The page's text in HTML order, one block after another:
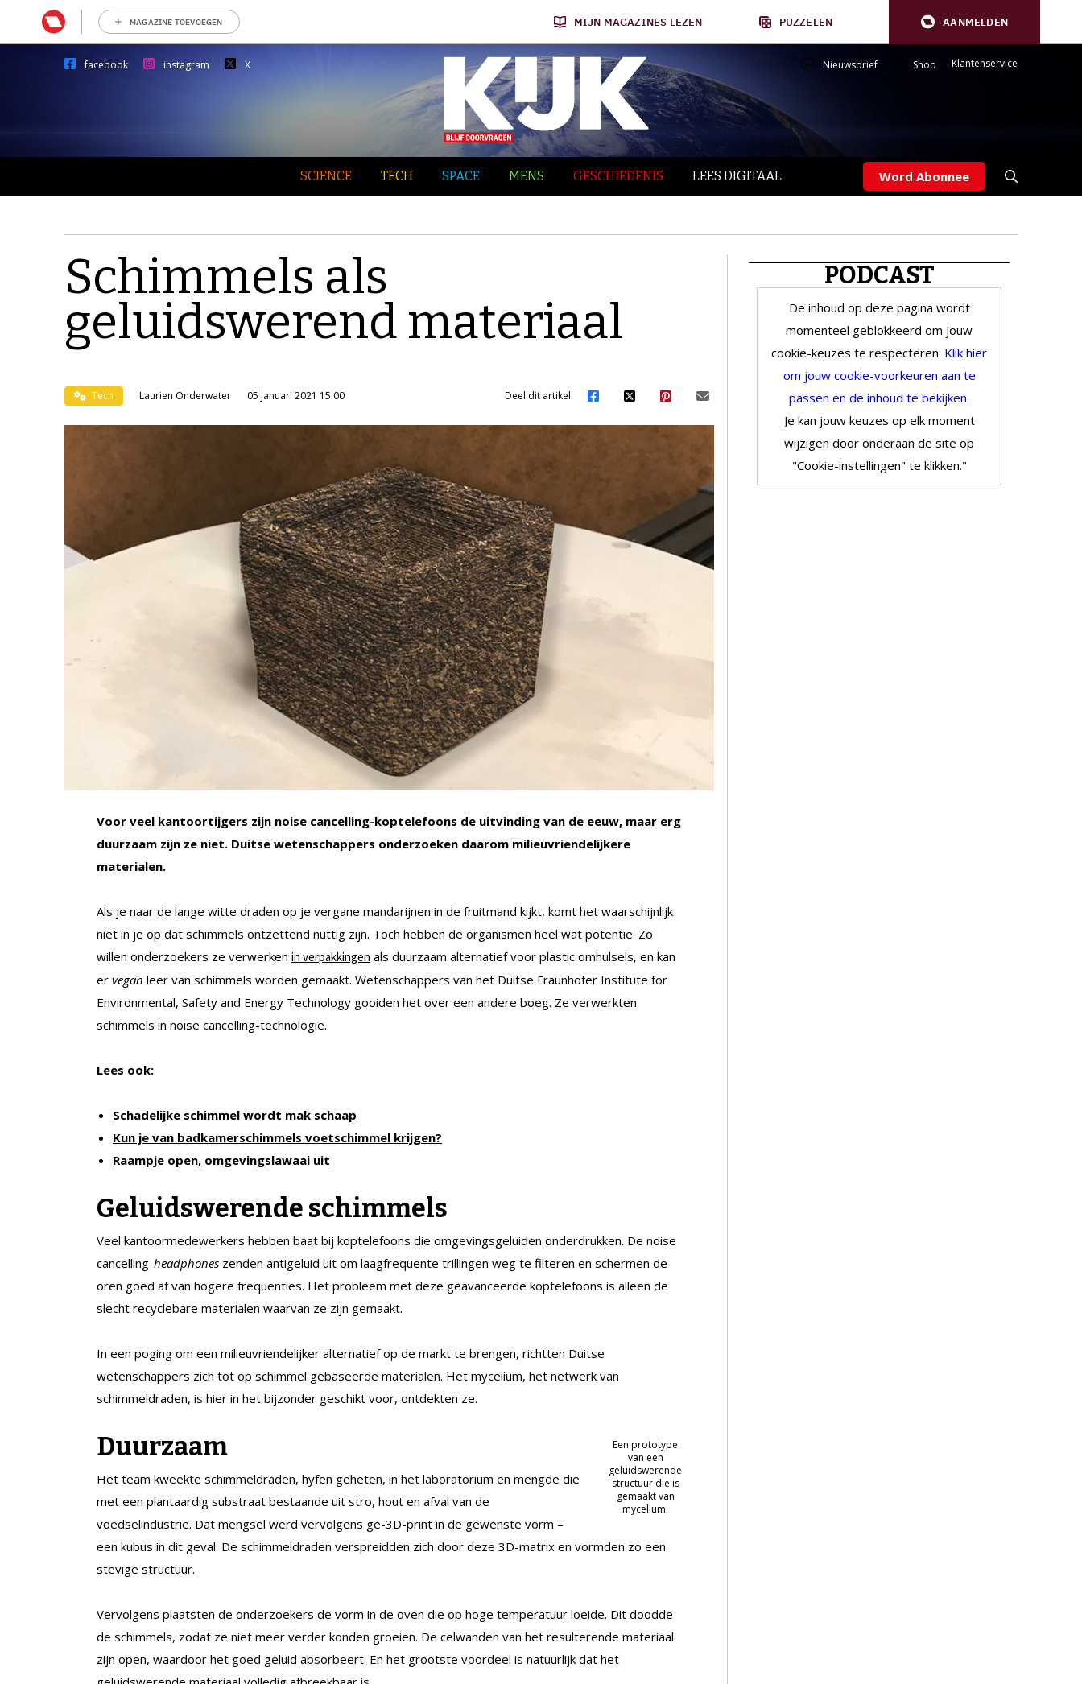
MAGAZINE TOEVOEGEN MIJN MAGAZINES LEZEN PUZZELEN AANMELDEN
facebook instagram X Nieuwsbrief Shop Klantenservice
SCIENCE TECH SPACE MENS GESCHIEDENIS LEES DIGITAAL Word Abonnee
Schimmels als
geluidswerend materiaal
Tech Laurien Onderwater 05 januari 2021 15:00 Deel dit artikel:
Voor veel kantoortijgers zijn noise cancelling-koptelefoons de uitvinding van de eeuw, maar erg
duurzaam zijn ze niet. Duitse wetenschappers onderzoeken daarom milieuvriendelijkere
materialen.
Als je naar de lange witte draden op je vergane mandarijnen in de fruitmand kijkt, komt het waarschijnlijk
niet in je op dat schimmels ontzettend nuttig zijn. Toch hebben de organismen heel wat potentie. Zo
willen onderzoekers ze verwerken in verpakkingen als duurzaam alternatief voor plastic omhulsels, en kan
er vegan leer van schimmels worden gemaakt. Wetenschappers van het Duitse Fraunhofer Institute for
Environmental, Safety and Energy Technology gooiden het over een andere boeg. Ze verwerkten
schimmels in noise cancelling-technologie.
Lees ook:
Schadelijke schimmel wordt mak schaap
Kun je van badkamerschimmels voetschimmel krijgen?
Raampje open, omgevingslawaai uit
Geluidswerende schimmels
Veel kantoormedewerkers hebben baat bij koptelefoons die omgevingsgeluiden onderdrukken. De noise
cancelling-headphones zenden antigeluid uit om laagfrequente trillingen weg te filteren en schermen de
oren goed af van hogere frequenties. Het probleem met deze geavanceerde koptelefoons is alleen de
slecht recyclebare materialen waarvan ze zijn gemaakt.
In een poging om een milieuvriendelijker alternatief op de markt te brengen, richtten Duitse
wetenschappers zich tot op schimmel gebaseerde materialen. Het mycelium, het netwerk van
schimmeldraden, is hier in het bijzonder geschikt voor, ontdekten ze.
Een prototype
van een
geluidswerende
structuur die is
gemaakt van
mycelium.
Duurzaam
Het team kweekte schimmeldraden, hyfen geheten, in het laboratorium en mengde die
met een plantaardig substraat bestaande uit stro, hout en afval van de
voedselindustrie. Dat mengsel werd vervolgens ge-3D-print in de gewenste vorm –
een kubus in dit geval. De schimmeldraden verspreidden zich door deze 3D-matrix en vormden zo een
stevige structuur.
Vervolgens plaatsten de onderzoekers de vorm in de oven die op hoge temperatuur loeide. Dit doodde
de schimmels, zodat ze niet meer verder konden groeien. De celwanden van het resulterende materiaal
zijn open, waardoor het goed geluid absorbeert. En het grootste voordeel is natuurlijk dat het
PODCAST
De inhoud op deze pagina wordt
momenteel geblokkeerd om jouw
cookie-keuzes te respecteren. Klik hier
om jouw cookie-voorkeuren aan te
passen en de inhoud te bekijken.
Je kan jouw keuzes op elk moment
wijzigen door onderaan de site op
"Cookie-instellingen" te klikken."